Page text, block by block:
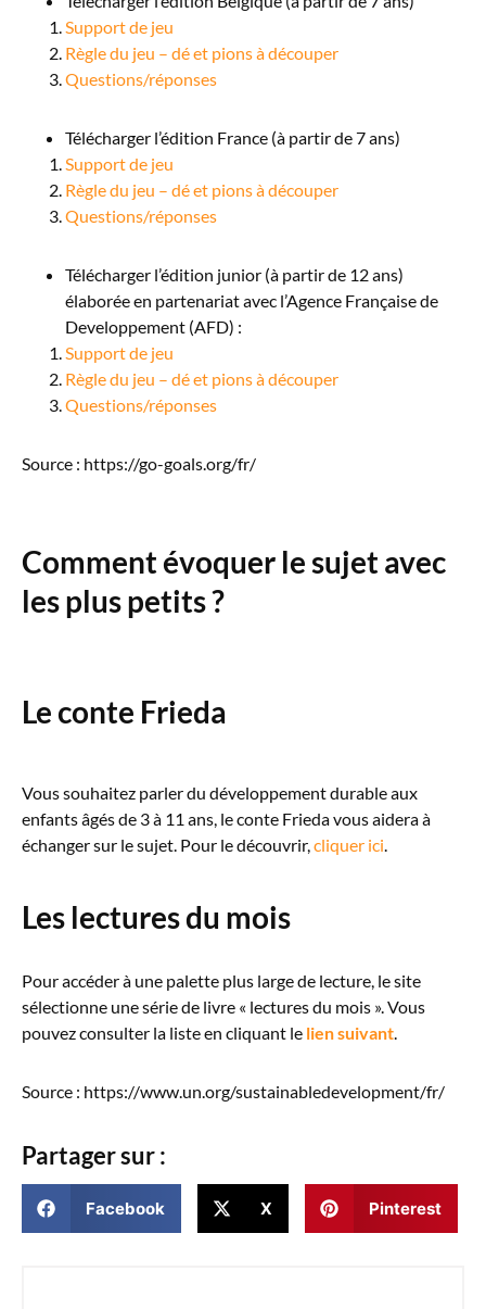
Support de jeu
Règle du jeu – dé et pions à découper
Questions/réponses
Télécharger l’édition France (à partir de 7 ans)
Support de jeu
Règle du jeu – dé et pions à découper
Questions/réponses
Télécharger l’édition junior (à partir de 12 ans)
élaborée en partenariat avec l’Agence Française de
Developpement (AFD) :
Support de jeu
Règle du jeu – dé et pions à découper
Questions/réponses
Source : https://go-goals.org/fr/
Comment évoquer le sujet avec
les plus petits ?
Le conte Frieda
Vous souhaitez parler du développement durable aux
enfants âgés de 3 à 11 ans, le conte Frieda vous aidera à
échanger sur le sujet. Pour le découvrir,cliquer ici.
Les lectures du mois
Pour accéder à une palette plus large de lecture, le site
sélectionne une série de livre « lectures du mois ». Vous
pouvez consulter la liste en cliquant le lien suivant.
Source : https://www.un.org/sustainabledevelopment/fr/
Partager sur :
Facebook X Pinterest